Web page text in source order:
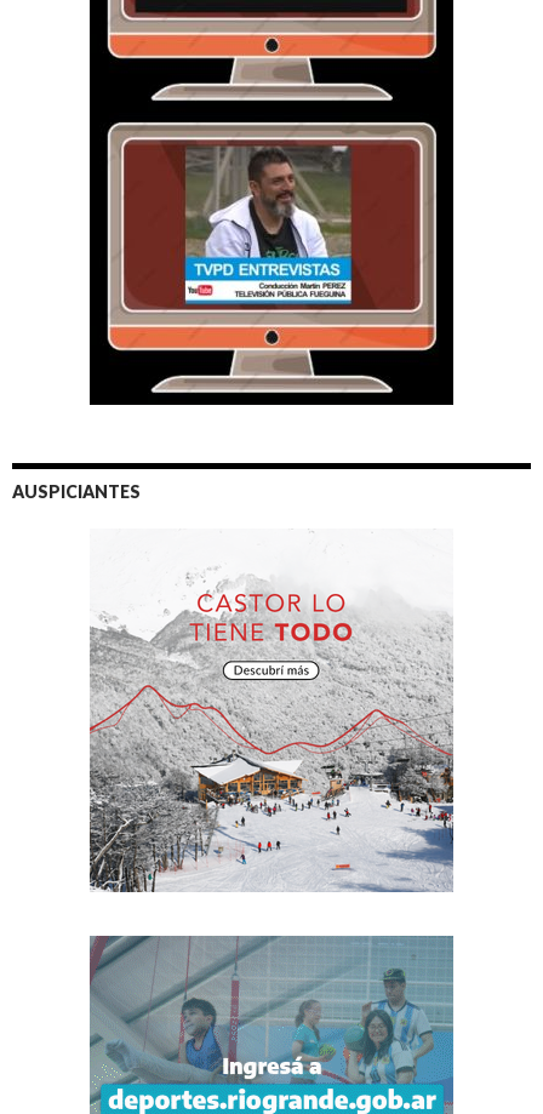
AUSPICIANTES